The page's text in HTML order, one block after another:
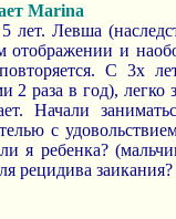
Marina
лет. Левша
отображении и
С 3х
2 раза в год), легко
Начали
с
я ребенка?
рецидива заикания?